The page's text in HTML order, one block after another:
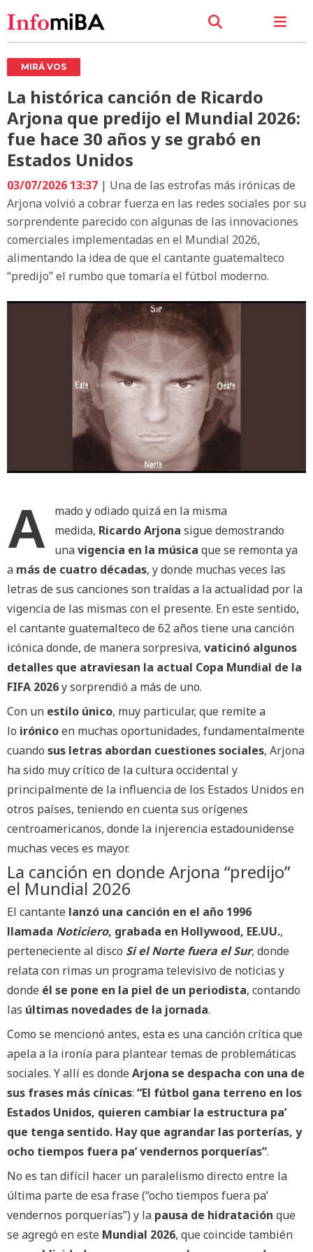
MIRÁ VOS
La histórica canción de Ricardo
Arjona que predijo el Mundial 2026:
fue hace 30 años y se grabó en
Estados Unidos
03/07/2026 13:37 | Una de las estrofas más irónicas de
Arjona volvió a cobrar fuerza en las redes sociales por su
sorprendente parecido con algunas de las innovaciones
comerciales implementadas en el Mundial 2026,
alimentando la idea de que el cantante guatemalteco
“predijo” el rumbo que tomaría el fútbol moderno.
A
mado y odiado quizá en la misma
medida, Ricardo Arjona sigue demostrando
unavigencia en la música que se remonta ya
a más de cuatro décadas, y donde muchas veces las
letras de sus canciones son traídas a la actualidad por la
vigencia de las mismas con el presente. En este sentido,
el cantante guatemalteco de 62 años tiene una canción
icónica donde, de manera sorpresiva, vaticinó algunos
detalles que atraviesan la actual Copa Mundial de la
FIFA 2026y sorprendió a más de uno.
Con un estilo único, muy particular, que remite a
lo irónicoen muchas oportunidades, fundamentalmente
cuando sus letras abordan cuestiones sociales, Arjona
ha sido muy crítico de la cultura occidental y
principalmente de la influencia de los Estados Unidos en
otros países, teniendo en cuenta sus orígenes
centroamericanos, donde la injerencia estadounidense
muchas veces es mayor.
La canción en donde Arjona “predijo”
el Mundial 2026
El cantante lanzó una canción en el año 1996
llamada Noticiero, grabada en Hollywood, EE.UU.,
perteneciente al disco Si el Norte fuera el Sur, donde
relata con rimas un programa televisivo de noticias y
donde él se pone en la piel de un periodista, contando
las últimas novedades de la jornada.
Como se mencionó antes, esta es una canción crítica que
apela a la ironía para plantear temas de problemáticas
sociales. Y allí es dondeArjona se despacha con una de
sus frases más cínicas: “El fútbol gana terreno en los
Estados Unidos, quieren cambiar la estructura pa’
que tenga sentido. Hay que agrandar las porterías, y
ocho tiempos fuera pa’ vendernos porquerías”.
No es tan difícil hacer un paralelismo directo entre la
última parte de esa frase (“ocho tiempos fuera pa’
vendernos porquerías”) y la pausa de hidratación que
se agregó en este Mundial 2026, que coincide también